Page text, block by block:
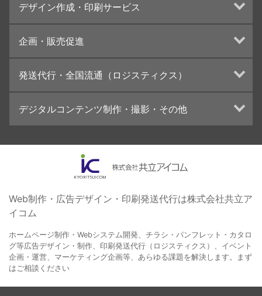
インターネット広告代行
UI・UXデザイン設計
デザイン作成・印刷サービス
カタログデザインの制作・印刷
冊子/パンフレットのデザイン制作・印刷
学校・会社案内パンフレット制作・印刷
高精細印刷（スブリマ印刷）
社内報
名刺
一般印刷 （オンデマンド・オフセット）
ユニバーサル・コミュニケーション・デザイン
企画・販売促進
ブランディング戦略
イベント運営
コンテンツ制作
周年事業
採用プロモーション
発送代行・全国流通（ロジスティクス）
デジタルコンテンツ制作・撮影・その他
イラスト・キャラクター制作
ロゴデザイン・CI設計
コピー・ライティング
電子ブック制作
自社メディア
Web制作・広告デザイン・印刷発送代行は株式会社共立ア
イコム
ホームページ制作・Webシステム開発、チラシ・パンフレット・カタロ
グ等広告デザイン・制作、印刷発送代行（ロジスティクス）、イベント
企画・運営、マーケティング企画等、あらゆる課題を解決します。まず
はご相談ください